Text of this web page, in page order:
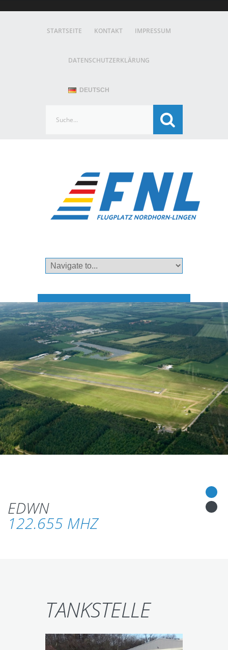
STARTSEITE KONTAKT IMPRESSUM
DATENSCHUTZERKLÄRUNG
DEUTSCH
EDWN
122.655 MHZ
TANKSTELLE